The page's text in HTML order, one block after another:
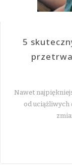
5
Nawet
od uciążliwych